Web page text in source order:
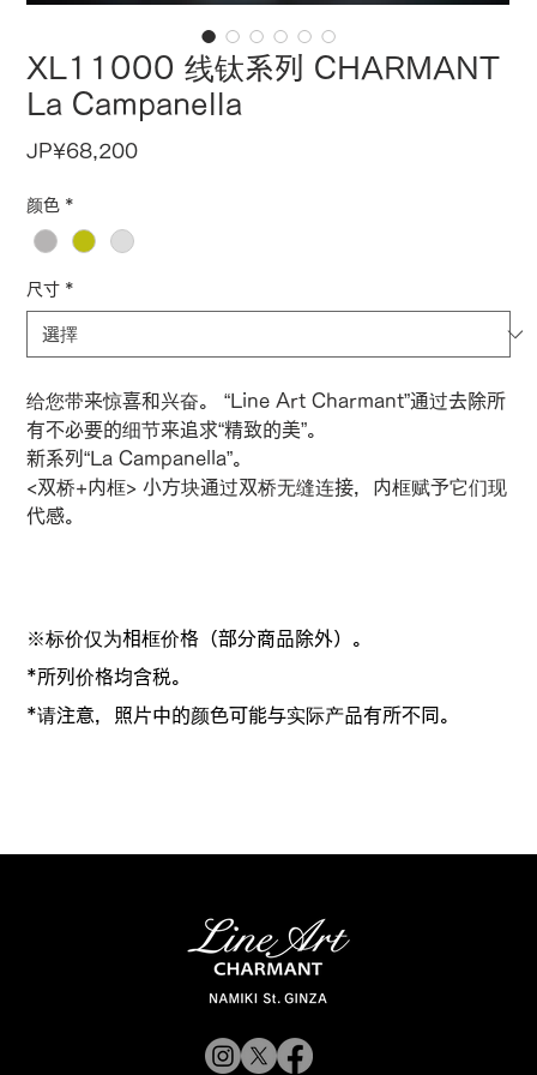
XL11000 线钛系列 CHARMANT
La Campanella
JP¥68,200價
颜色 *
尺寸 *
给您带来惊喜和兴奋。 “Line Art Charmant”通过去除所
有不必要的细节来追求“精致的美”。
新系列“La Campanella”。
<双桥+内框> 小方块通过双桥无缝连接，内框赋予它们现
代感。
※标价仅为相框价格（部分商品除外）。
*所列价格均含税。
*请注意，照片中的颜色可能与实际产品有所不同。